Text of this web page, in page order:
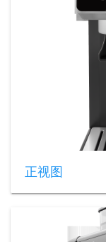
正视图